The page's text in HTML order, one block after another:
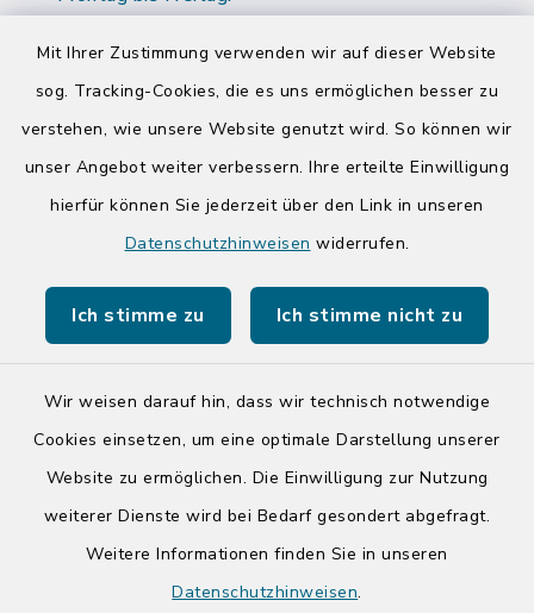
Mit Ihrer Zustimmung verwenden wir auf dieser Website
sog. Tracking-Cookies, die es uns ermöglichen besser zu
verstehen, wie unsere Website genutzt wird. So können wir
unser Angebot weiter verbessern. Ihre erteilte Einwilligung
hierfür können Sie jederzeit über den Link in unseren
Datenschutzhinweisen widerrufen.
Ich stimme zu Ich stimme nicht zu
Wir weisen darauf hin, dass wir technisch notwendige
Cookies einsetzen, um eine optimale Darstellung unserer
Website zu ermöglichen. Die Einwilligung zur Nutzung
weiterer Dienste wird bei Bedarf gesondert abgefragt.
Weitere Informationen finden Sie in unseren
Datenschutzhinweisen.
Donnerstag zusätzlich:
14:00-17:00 Uhr
Quicklinks
Tourist-Info der Stadt Bad Segeberg
Barrierefreiheit